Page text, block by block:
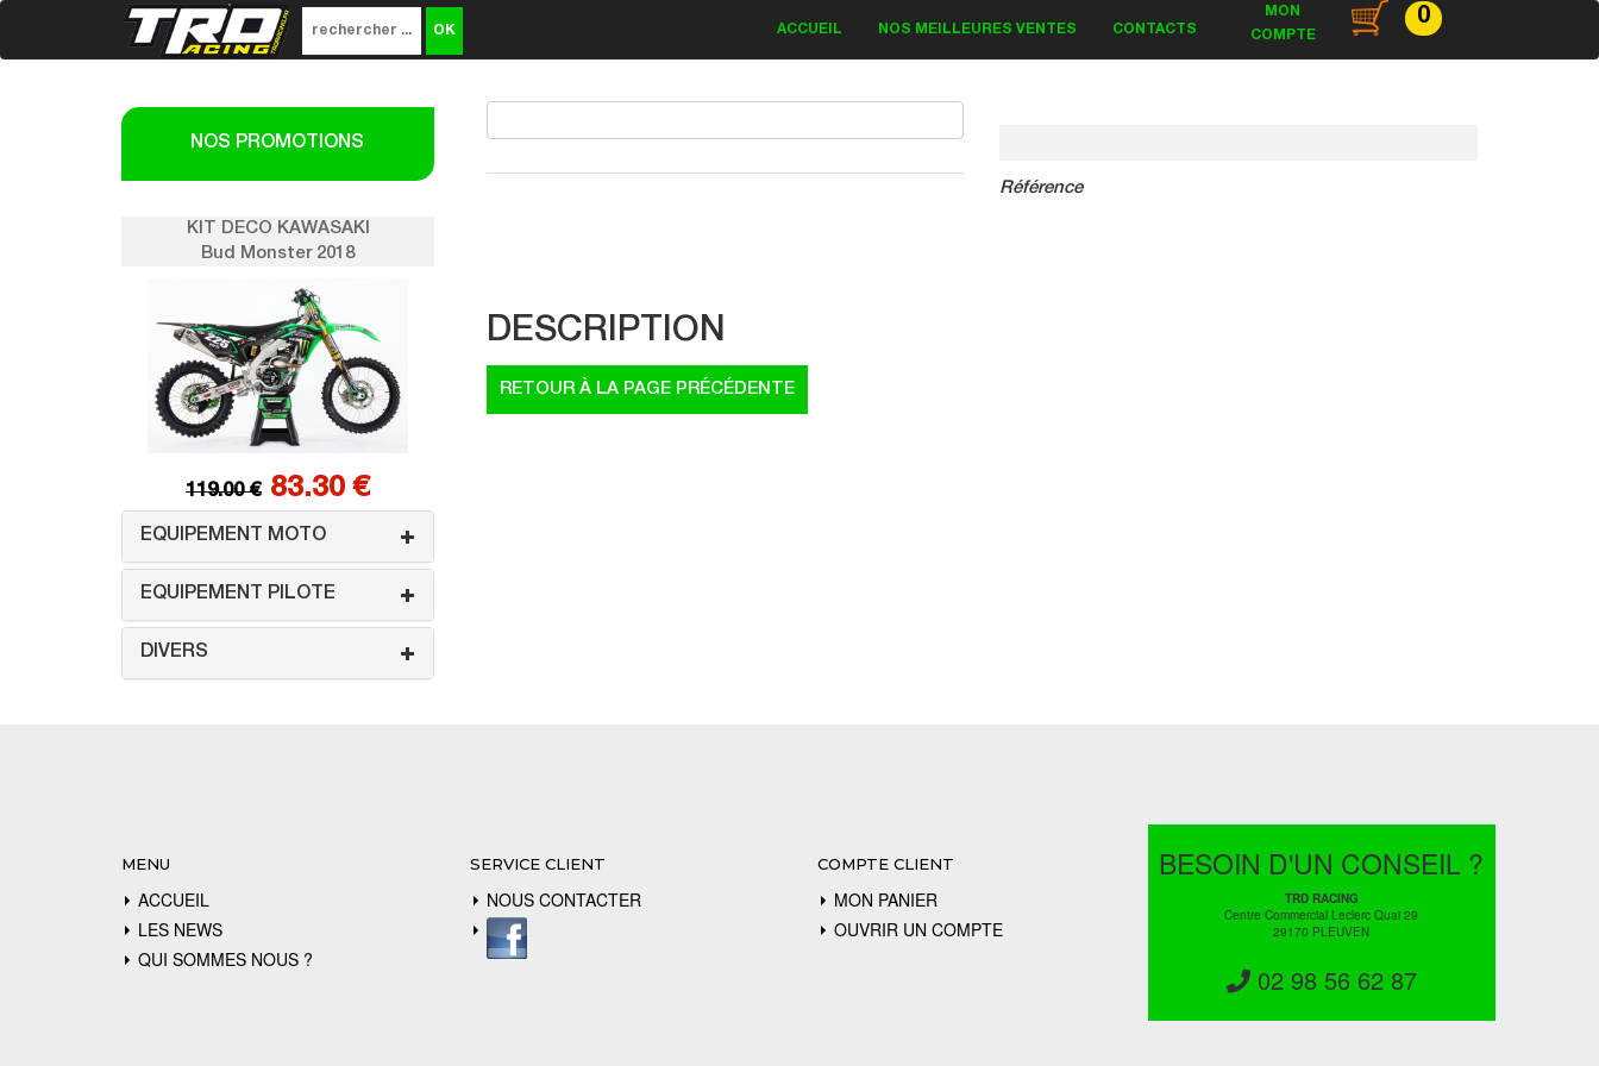
ACCUEIL NOS MEILLEURES VENTES CONTACTS
MON
COMPTE
0
NOS PROMOTIONS
KIT DECO KAWASAKI
Bud Monster 2018
119.00 € 83.30 €
EQUIPEMENT MOTO
EQUIPEMENT PILOTE
DIVERS
Référence
DESCRIPTION
MENU
ACCUEIL
LES NEWS
QUI SOMMES NOUS ?
SERVICE CLIENT
NOUS CONTACTER
COMPTE CLIENT
MON PANIER
OUVRIR UN COMPTE
BESOIN D'UN CONSEIL ?
TRD RACING
Centre Commercial Leclerc Quai 29
29170 PLEUVEN
02 98 56 62 87